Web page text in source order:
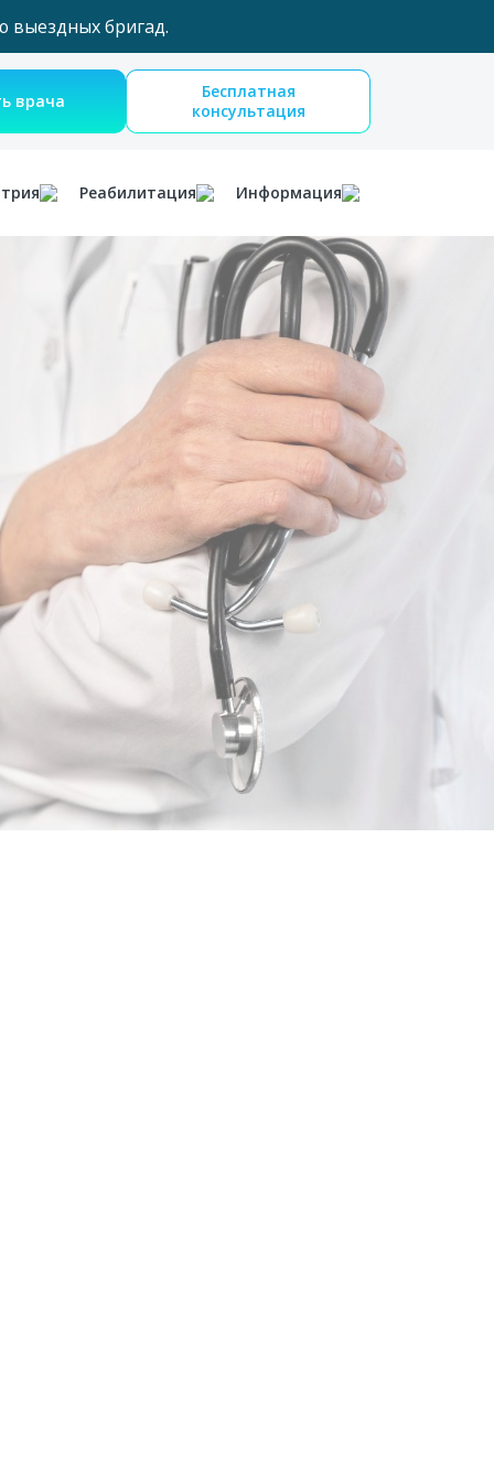
выездных бригад.
Вызвать врача
Бесплатная
консультация
Реабилитация Информация